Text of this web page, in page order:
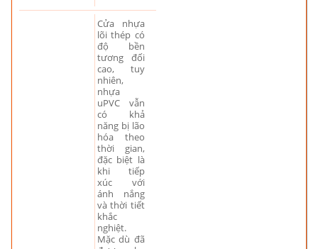
Cửa nhựa
lõi thép có
độ bền
tương đối
cao, tuy
nhiên,
nhựa
uPVC vẫn
có khả
năng bị lão
hóa theo
thời gian,
đặc biệt là
khi tiếp
xúc với
ánh nắng
và thời tiết
khắc
nghiệt.
Mặc dù đã